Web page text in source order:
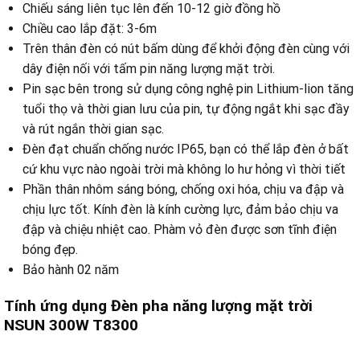
Chiếu sáng liên tục lên đến 10-12 giờ đồng hồ
Chiều cao lắp đặt: 3-6m
Trên thân đèn có nút bấm dùng để khởi động đèn cùng với
dây điện nối với tấm pin năng lượng mặt trời.
Pin sạc bên trong sử dụng công nghệ pin Lithium-lion tăng
tuổi thọ và thời gian lưu của pin, tự động ngắt khi sạc đầy
và rút ngắn thời gian sạc.
Đèn đạt chuẩn chống nước IP65, bạn có thể lắp đèn ở bất
cứ khu vực nào ngoài trời mà không lo hư hỏng vì thời tiết
Phần thân nhôm sáng bóng, chống oxi hóa, chịu va đập và
chịu lực tốt. Kính đèn là kính cường lực, đảm bảo chịu va
đập và chiệu nhiệt cao. Phàm vỏ đèn được sơn tĩnh điện
bóng đẹp.
Bảo hành 02 năm
Tính ứng dụng Đèn pha năng lượng mặt trời
NSUN 300W T8300